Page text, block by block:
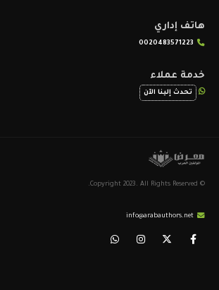
هاتف إداري
0020483571223
خدمة عملاء
تحدث إلينا الآن
© Copyright 2023. All Rights Reserved.
info@arabauthors.net